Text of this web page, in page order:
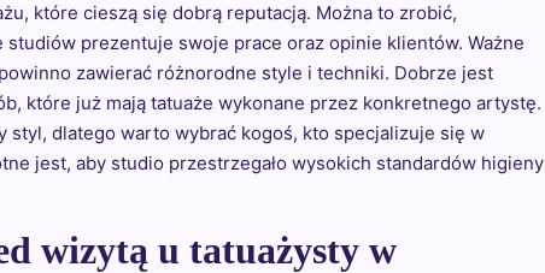
które cieszą się dobrą reputacją. Można to zrobić,
prezentuje swoje prace oraz opinie klientów. Ważne
zawierać różnorodne style i techniki. Dobrze jest
które już mają tatuaże wykonane przez konkretnego artystę.
styl, dlatego warto wybrać kogoś, kto specjalizuje się w
jest, aby studio przestrzegało wysokich standardów higieny
wizytą u tatuażysty w